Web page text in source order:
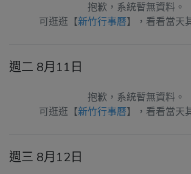
抱歉，系統暫無資料。
可逛逛【新竹行事曆】，看看當天
週二 8月11日
抱歉，系統暫無資料。
可逛逛【新竹行事曆】，看看當天
週三 8月12日